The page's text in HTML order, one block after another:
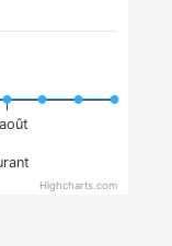
Highcharts.com